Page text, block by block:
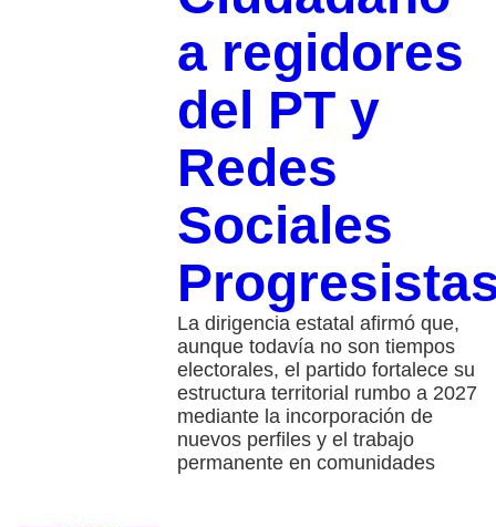
a regidores
del PT y
Redes
Sociales
La dirigencia estatal afirmó que,
aunque todavía no son tiempos
electorales, el partido fortalece su
estructura territorial rumbo a 2027
mediante la incorporación de
nuevos perfiles y el trabajo
permanente en comunidades